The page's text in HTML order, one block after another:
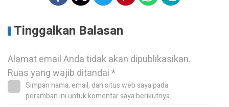
Tinggalkan Balasan
Alamat email Anda tidak akan dipublikasikan.
Ruas yang wajib ditandai*
Simpan nama, email, dan situs web saya pada
peramban ini untuk komentar saya berikutnya.